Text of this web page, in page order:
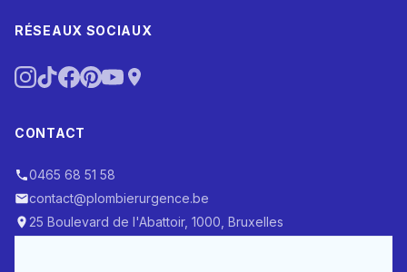
RÉSEAUX SOCIAUX
CONTACT
0465 68 51 58
contact@plombierurgence.be
25 Boulevard de l'Abattoir, 1000, Bruxelles